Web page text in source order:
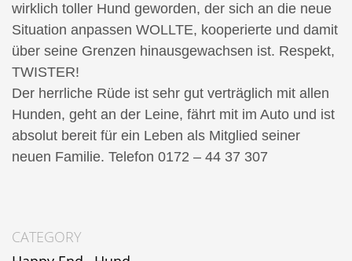
wirklich toller Hund geworden, der sich an die neue
Situation anpassen WOLLTE, kooperierte und damit
über seine Grenzen hinausgewachsen ist. Respekt,
TWISTER!
Der herrliche Rüde ist sehr gut verträglich mit allen
Hunden, geht an der Leine, fährt mit im Auto und ist
absolut bereit für ein Leben als Mitglied seiner
neuen Familie. Telefon 0172 – 44 37 307
CATEGORY